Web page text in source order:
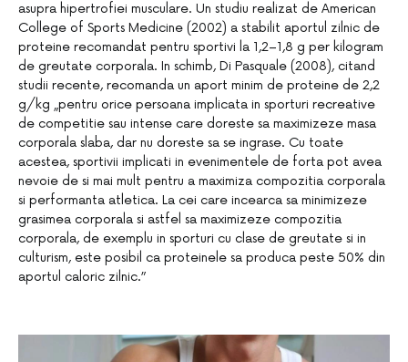
asupra hipertrofiei musculare. Un studiu realizat de American
College of Sports Medicine (2002) a stabilit aportul zilnic de
proteine ​​recomandat pentru sportivi la 1,2–1,8 g per kilogram
de greutate corporala. In schimb, Di Pasquale (2008), citand
studii recente, recomanda un aport minim de proteine ​​de 2,2
g/kg „pentru orice persoana implicata in sporturi recreative
de competitie sau intense care doreste sa maximizeze masa
corporala slaba, dar nu doreste sa se ingrase. Cu toate
acestea, sportivii implicati in evenimentele de forta pot avea
nevoie de si mai mult pentru a maximiza compozitia corporala
si performanta atletica. La cei care incearca sa minimizeze
grasimea corporala si astfel sa maximizeze compozitia
corporala, de exemplu in sporturi cu clase de greutate si in
culturism, este posibil ca proteinele sa produca peste 50% din
aportul caloric zilnic.”